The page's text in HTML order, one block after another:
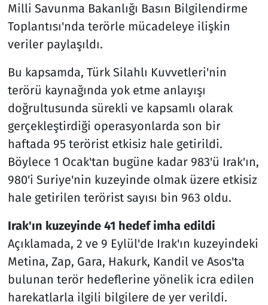
Milli Savunma Bakanlığı Basın Bilgilendirme
Toplantısı'nda terörle mücadeleye ilişkin
veriler paylaşıldı.
Bu kapsamda, Türk Silahlı Kuvvetleri'nin
terörü kaynağında yok etme anlayışı
doğrultusunda sürekli ve kapsamlı olarak
gerçekleştirdiği operasyonlarda son bir
haftada 95 terörist etkisiz hale getirildi.
Böylece 1 Ocak'tan bugüne kadar 983'ü Irak'ın,
980'i Suriye'nin kuzeyinde olmak üzere etkisiz
hale getirilen terörist sayısı bin 963 oldu.
Irak'ın kuzeyinde 41 hedef imha edildi
Açıklamada, 2 ve 9 Eylül'de Irak'ın kuzeyindeki
Metina, Zap, Gara, Hakurk, Kandil ve Asos'ta
bulunan terör hedeflerine yönelik icra edilen
harekatlarla ilgili bilgilere de yer verildi.
Seçim 2023
Spor
Teknoloji ve Bilim
Televizyon